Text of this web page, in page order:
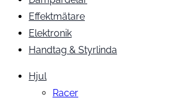
Effektmätare
Elektronik
Handtag & Styrlinda
Hjul
Racer